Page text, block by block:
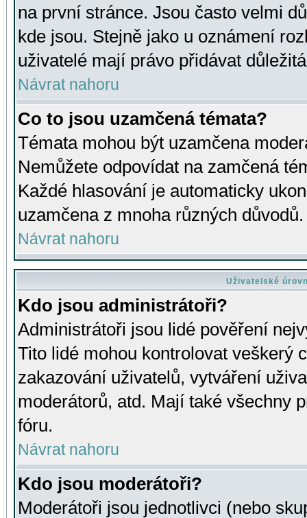
na první stránce. Jsou často velmi
kde jsou. Stejně jako u oznámení
uživatelé mají právo přidávat
Návrat nahoru
Co to jsou uzamčená témata?
Témata mohou být uzamčena
Nemůžete odpovídat na zamčená
Každé hlasování je automaticky
uzamčena z mnoha různých důvodů.
Návrat nahoru
Uživatelské
Kdo jsou administrátoři?
Administrátoři jsou lidé pověření
Tito lidé mohou kontrolovat veškerý
zakazování uživatelů, vytváření
moderátorů, atd. Mají také všechny
fóru.
Návrat nahoru
Kdo jsou moderátoři?
Moderátoři jsou jednotlivci (nebo